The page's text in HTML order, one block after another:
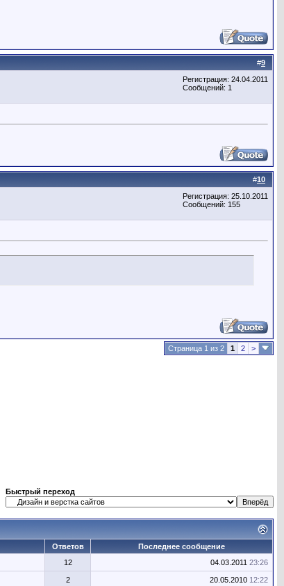
#9
Регистрация: 24.04.2011
Сообщений: 1
#10
Регистрация: 25.10.2011
Сообщений: 155
Страница 1 из 2 1 2 >
Быстрый переход
Ответов
Последнее сообщение
12 04.03.2011 23:26
2 20.05.2010 12:22